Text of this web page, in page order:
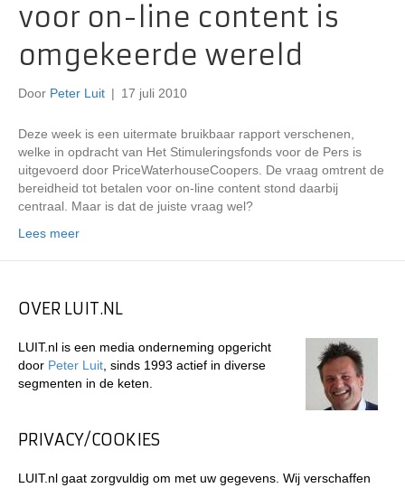
voor on-line content is
omgekeerde wereld
Door Peter Luit | 17 juli 2010
Deze week is een uitermate bruikbaar rapport verschenen,
welke in opdracht van Het Stimuleringsfonds voor de Pers is
uitgevoerd door PriceWaterhouseCoopers. De vraag omtrent de
bereidheid tot betalen voor on-line content stond daarbij
centraal. Maar is dat de juiste vraag wel?
Lees meer
OVER LUIT.NL
LUIT.nl is een media onderneming opgericht
door Peter Luit , sinds 1993 actief in diverse
segmenten in de keten.
PRIVACY/COOKIES
LUIT.nl gaat zorgvuldig om met uw gegevens. Wij verschaffen